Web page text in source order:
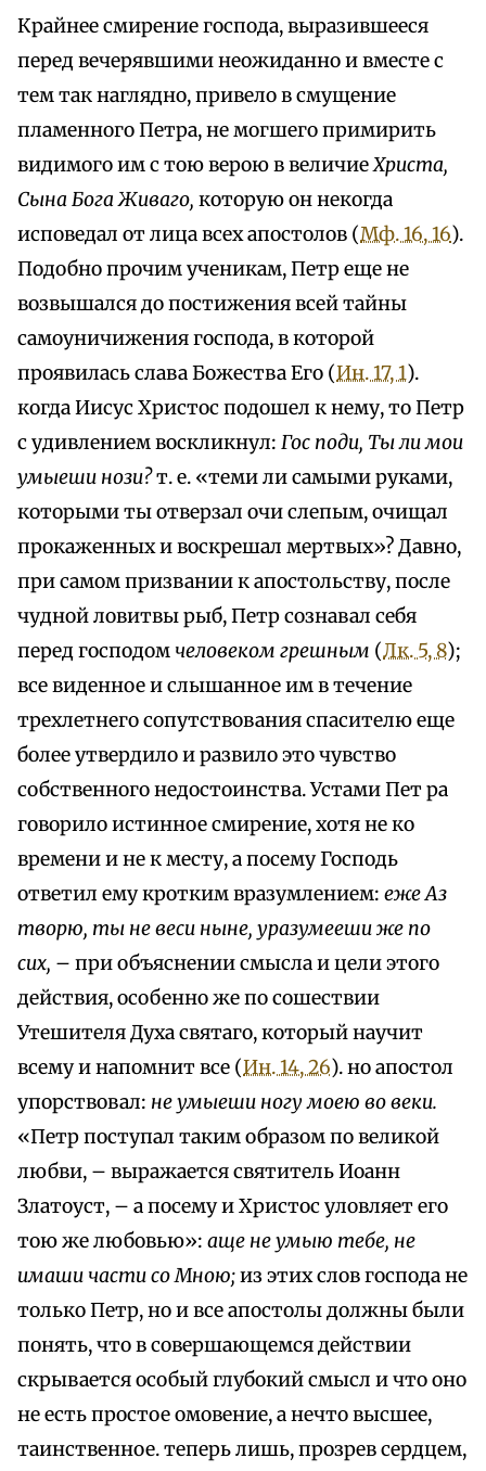
Крайнее смирение господа, выразившееся
перед вечерявшими неожиданно и вместе с
тем так наглядно, привело в смущение
пламенного Петра, не могшего примирить
видимого им с тою верою в величиеХриста,
Сына Бога Живаго, которую он некогда
исповедал от лица всех апостолов (Мф. 16, 16).
Подобно прочим ученикам, Петр еще не
возвышался до постижения всей тайны
самоуничижения господа, в которой
проявилась слава Божества Его (Ин. 17, 1).
когда Иисус Христос подошел к нему, то Петр
с удивлением воскликнул: Гос поди, Ты ли мои
умыеши нози?т. е. «теми ли самыми руками,
которыми ты отверзал очи слепым, очищал
прокаженных и воскрешал мертвых»? Давно,
при самом призвании к апостольству, после
чудной ловитвы рыб, Петр сознавал себя
перед господомчеловеком грешным (Лк. 5, 8);
все виденное и слышанное им в течение
трехлетнего сопутствования спасителю еще
более утвердило и развило это чувство
собственного недостоинства. Устами Пет ра
говорило истинное смирение, хотя не ко
времени и не к месту, а посему Господь
ответил ему кротким вразумлением: еже Аз
творю, ты не веси ныне, уразумееши же по
сих, – при объяснении смысла и цели этого
действия, особенно же по сошествии
Утешителя Духа святаго, который научит
всему и напомнит все (Ин. 14, 26). но апостол
упорствовал: не умыеши ногу моею во веки.
«Петр поступал таким образом по великой
любви, – выражается святитель Иоанн
Златоуст, – а посему и Христос уловляет его
тою же любовью»: аще не умыю тебе, не
имаши части со Мною;из этих слов господа не
только Петр, но и все апостолы должны были
понять, что в совершающемся действии
скрывается особый глубокий смысл и что оно
не есть простое омовение, а нечто высшее,
таинственное. теперь лишь, прозрев сердцем,